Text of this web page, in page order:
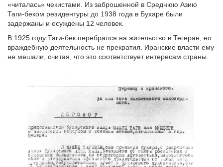
«читалась» чекистами. Из заброшенной в Среднюю Азию
Таги-беком резидентуры до 1938 года в Бухаре были
задержаны и осуждены 12 человек.
В 1925 году Таrи-бек перебрался на жительство в Тегеран, но
враждебную деятельность не прекратил. Иранские власти ему
не мешали, считая, что это соответствует интересам страны.